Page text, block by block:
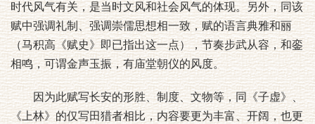
时代风气有关，是当时文风和社会风气的体现。另外，同该
赋中强调礼制、强调崇儒思想相一致，赋的语言典雅和丽
（马积高《赋史》即已指出这一点），节奏步武从容，和銮
相鸣，可谓金声玉振，有庙堂朝仪的风度。
因为此赋写长安的形胜、制度、文物等，同《子虚》、
《上林》的仅写田猎者相比，内容要更为丰富、开阔，也更